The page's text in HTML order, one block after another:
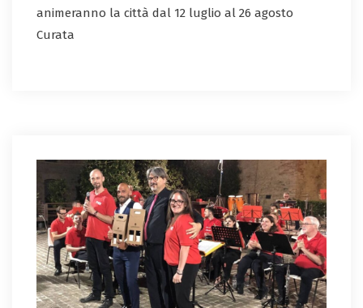
animeranno la città dal 12 luglio al 26 agosto
Curata